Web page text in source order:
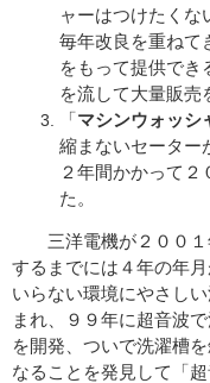
ャーはつけたくな
毎年改良を重ねて
をもって提供でき
を流して大量販売
「 マシンウォッシ
縮まないセーター
２年間かかって
た。
三洋電機が２００１
するまでには４年の年
いらない環境にやさし
まれ、９９年に超音波
を開発、ついで洗濯槽
なることを発見して「